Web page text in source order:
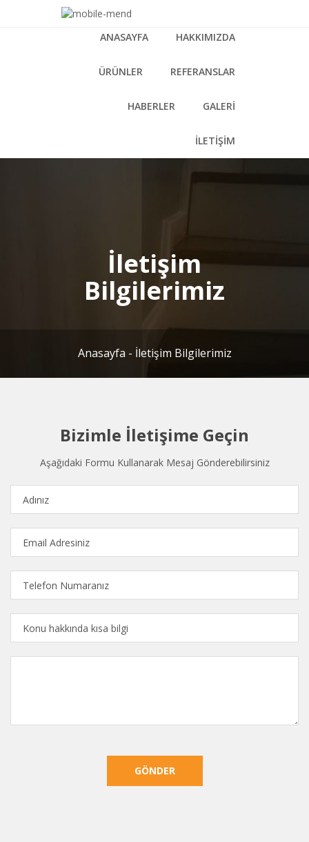
ANASAYFA HAKKIMIZDA
ÜRÜNLER REFERANSLAR
HABERLER GALERİ
İLETİŞİM
İletişim
Bilgilerimiz
Anasayfa - İletişim Bilgilerimiz
Bizimle İletişime Geçin
Aşağıdaki Formu Kullanarak Mesaj Gönderebilirsiniz
GÖNDER